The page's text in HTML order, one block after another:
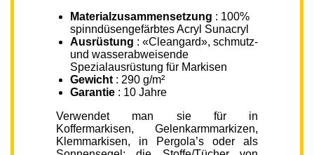
Materialzusammensetzung : 100%
spinndüsengefärbtes Acryl Sunacryl
Ausrüstung : «Cleangard», schmutz-
und wasserabweisende
Spezialausrüstung für Markisen
Gewicht : 290 g/m²
Garantie : 10 Jahre
Verwendet man sie für in
Koffermarkisen, Gelenkarmmarkizen,
Klemmarkisen, in Pergola’s oder als